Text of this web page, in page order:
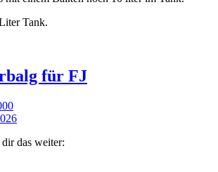
Tank.
für FJ
das weiter: